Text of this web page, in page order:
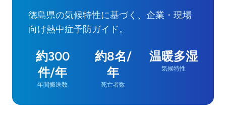
徳島県の気候特性に基づく、企業・現場
向け熱中症予防ガイド。
約300
件/年
年間搬送数
約8名/
年
死亡者数
温暖多湿
気候特性